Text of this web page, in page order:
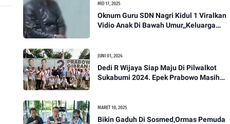
MEI 17, 2025
Oknum Guru SDN Nagri Kidul 1 Viralkan
Vidio Anak Di Bawah Umur,,Keluarga
JUNI 01, 2024
Dedi R Wijaya Siap Maju Di Pilwalkot
Sukabumi 2024. Epek Prabowo Masih
MARET 10, 2025
Bikin Gaduh Di Sosmed,Ormas Pemuda